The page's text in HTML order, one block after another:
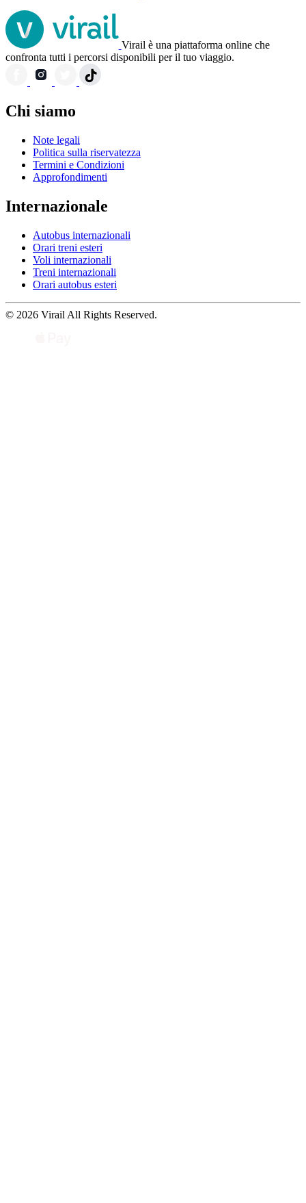
Virail è una piattaforma online che
confronta tutti i percorsi disponibili per il tuo viaggio.
Chi siamo
Note legali
Politica sulla riservatezza
Termini e Condizioni
Approfondimenti
Internazionale
Autobus internazionali
Orari treni esteri
Voli internazionali
Treni internazionali
Orari autobus esteri
© 2026 Virail All Rights Reserved.